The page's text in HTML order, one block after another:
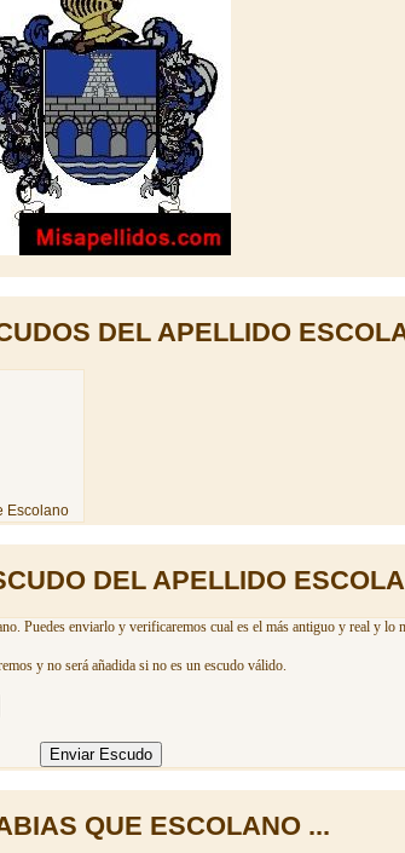
DEL APELLIDO
DEL APELLIDO
Puedes enviarlo y verificaremos cual es el más antiguo y real y lo
y no será añadida si no es un escudo válido.
QUE ESCOLANO ...